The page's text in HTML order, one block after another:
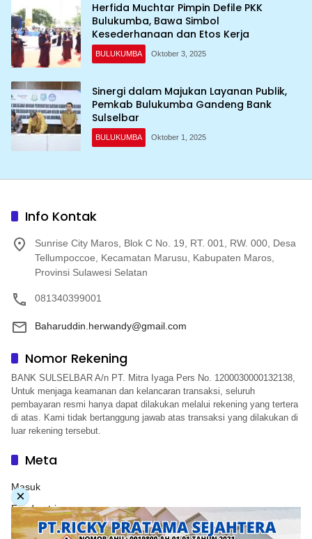
Herfida Muchtar Pimpin Defile PKK
Bulukumba, Bawa Simbol
Kesederhanaan dan Etos Kerja
BULUKUMBA Oktober 3, 2025
Sinergi dalam Majukan Layanan Publik,
Pemkab Bulukumba Gandeng Bank
Sulselbar
BULUKUMBA Oktober 1, 2025
Info Kontak
Sunrise City Maros, Blok C No. 19, RT. 001, RW. 000, Desa
Tellumpoccoe, Kecamatan Marusu, Kabupaten Maros,
Provinsi Sulawesi Selatan
081340399001
Baharuddin.herwandy@gmail.com
Nomor Rekening
BANK SULSELBAR A/n PT. Mitra Iyaga Pers No. 1200030000132138,
Untuk menjaga keamanan dan kelancaran transaksi, seluruh
pembayaran resmi hanya dapat dilakukan melalui rekening yang tertera
di atas. Kami tidak bertanggung jawab atas transaksi yang dilakukan di
luar rekening tersebut.
Meta
Masuk
Feed entri
Feed komentar
×